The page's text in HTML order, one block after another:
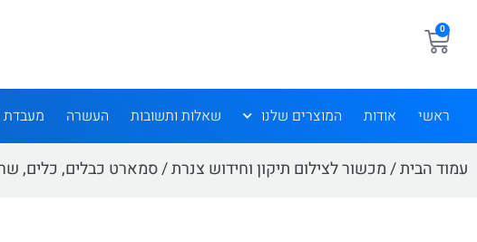
0
ראשי אודות המוצרים שלנו שאלות ותשובות העשרה מעבדת
עמוד הבית/מכשור לצילום תיקון וחידוש צנרת/סמארט כבלים, כלים,